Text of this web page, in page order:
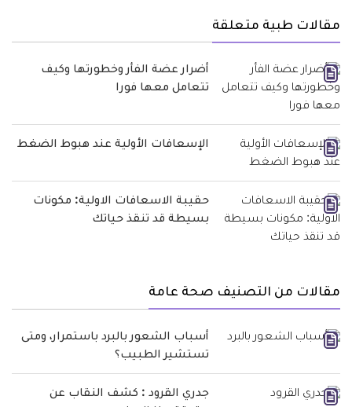
مقالات طبية متعلقة
أضرار عضة الفأر وخطورتها وكيف
تتعامل معها فورا
الإسعافات الأولية عند هبوط الضغط
حقيبة الاسعافات الاولية: مكونات
بسيطة قد تنقذ حياتك
مقالات من التصنيف صحة عامة
أسباب الشعور بالبرد باستمرار، ومتى
تستشير الطبيب؟
جدري القرود : كشف النقاب عن